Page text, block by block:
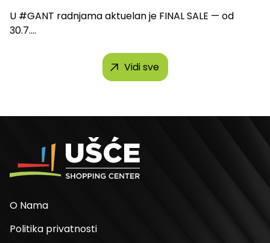
U #GANT radnjama aktuelan je FINAL SALE — od
30.7....
Vidi sve
O Nama
Politika privatnosti